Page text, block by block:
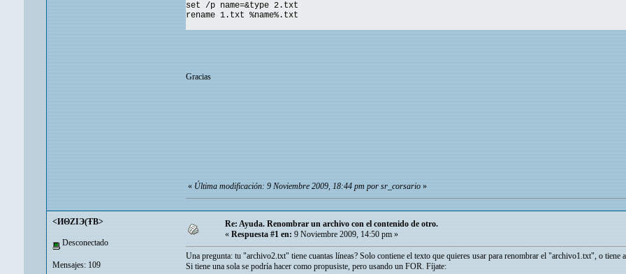
set /p name=&type 2.txt
rename 1.txt %name%.txt
Gracias
«Última modificación: 9 Noviembre 2009, 18:44 pm por sr_corsario»
<ИΘZIЭ(ŦB>
Desconectado
Mensajes: 109
Re: Ayuda. Renombrar un archivo con el contenido de otro.
« Respuesta #1 en: 9 Noviembre 2009, 14:50 pm »
Una pregunta: tu "archivo2.txt" tiene cuantas líneas? Solo contiene el texto que quieres usar para renombrar el "archivo1.txt", o tiene
Si tiene una sola se podría hacer como propusiste, pero usando un FOR. Fíjate: